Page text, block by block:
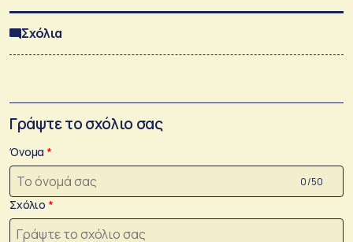
Σχόλια
Γράψτε το σχόλιο σας
Όνομα
0 /50
Σχόλιο